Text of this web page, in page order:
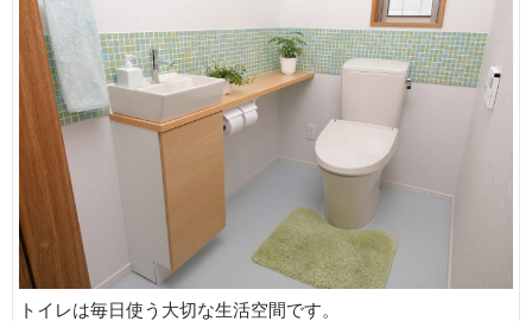
トイレは毎日使う大切な生活空間です。